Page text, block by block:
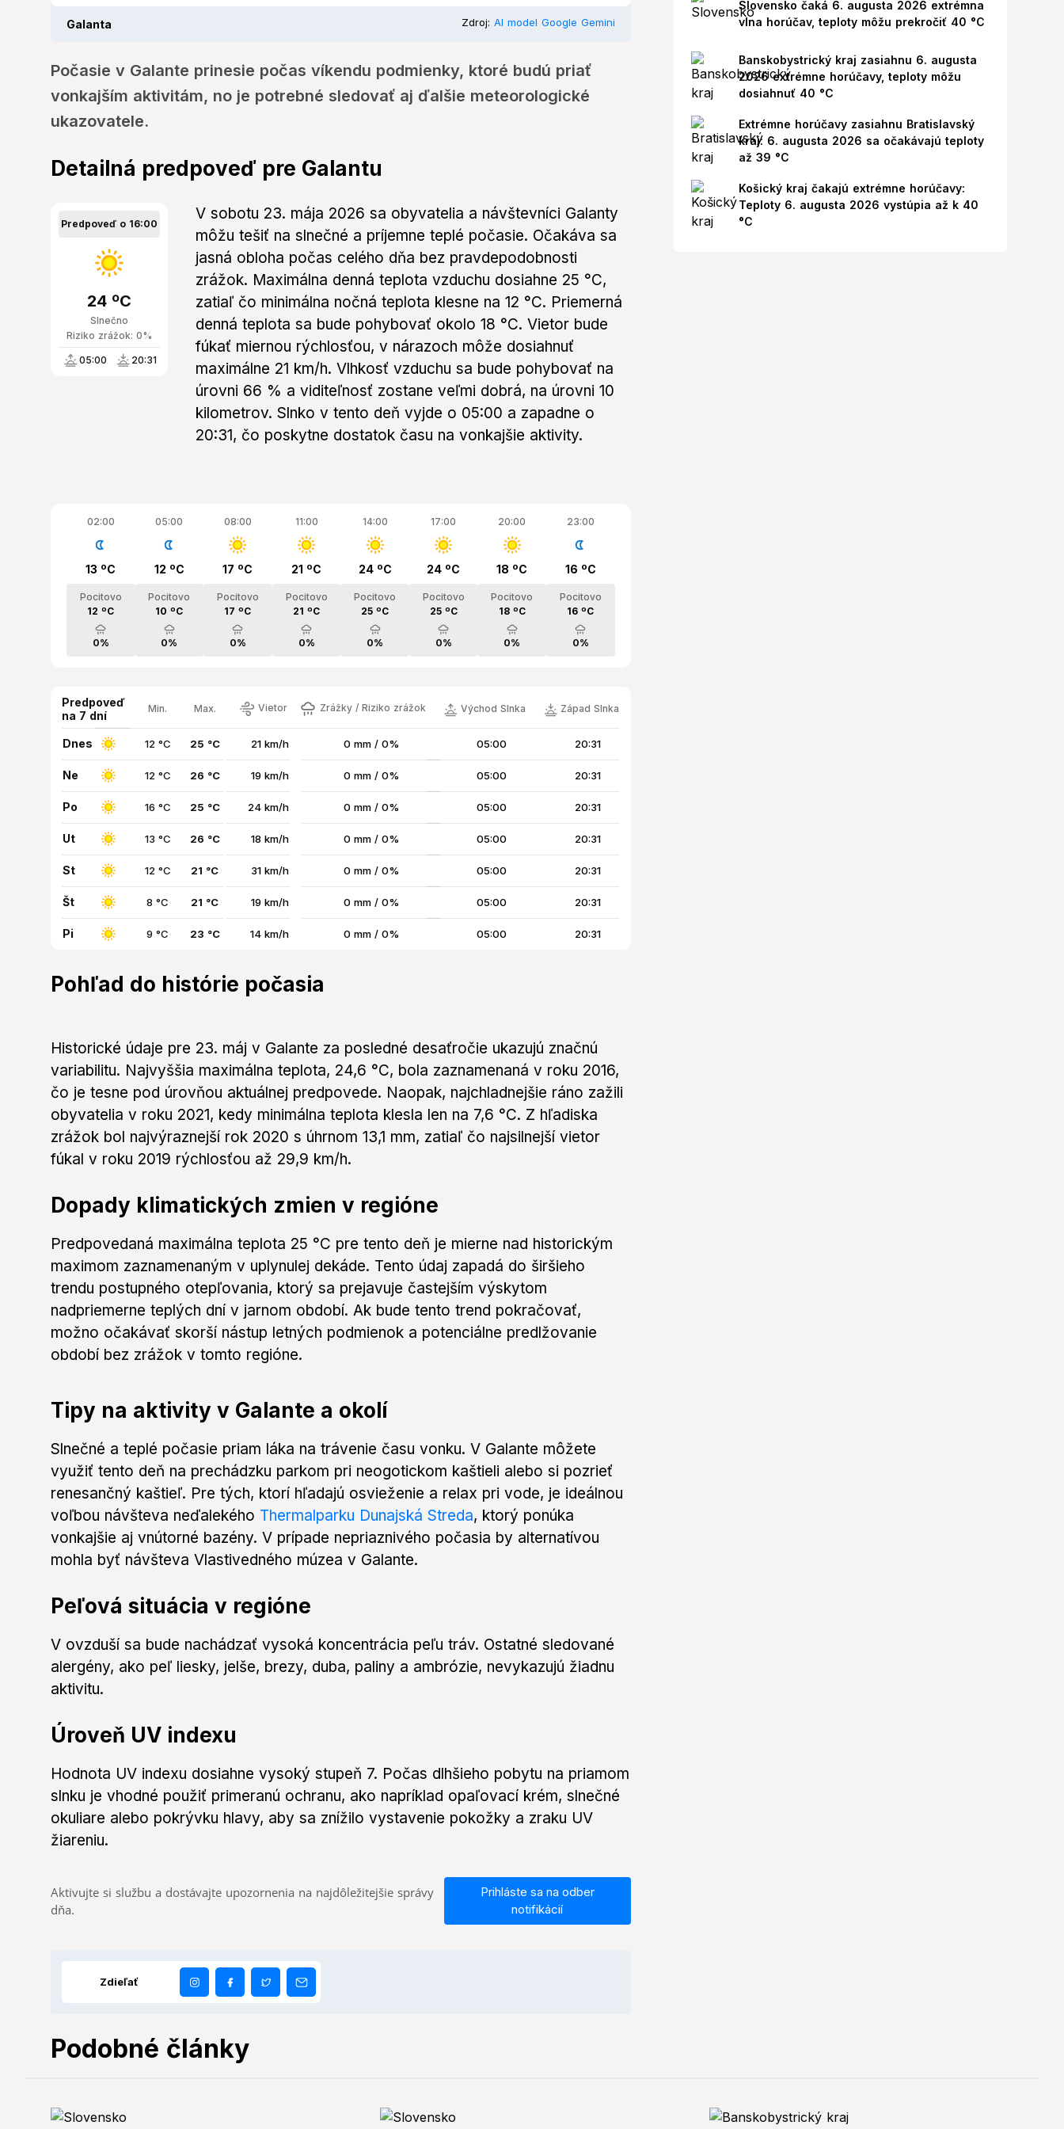
Galanta Zdroj: AI model Google Gemini
Počasie v Galante prinesie počas víkendu podmienky, ktoré budú priať
vonkajším aktivitám, no je potrebné sledovať aj ďalšie meteorologické
ukazovatele.
Detailná predpoveď pre Galantu
Predpoveď o 16:00
Slnečno
24 ºC
Riziko zrážok: 0%
05:00 20:31
V sobotu 23. mája 2026 sa obyvatelia a návštevníci Galanty
môžu tešiť na slnečné a príjemne teplé počasie. Očakáva sa
jasná obloha počas celého dňa bez pravdepodobnosti
zrážok. Maximálna denná teplota vzduchu dosiahne 25 °C,
zatiaľ čo minimálna nočná teplota klesne na 12 °C. Priemerná
denná teplota sa bude pohybovať okolo 18 °C. Vietor bude
fúkať miernou rýchlosťou, v nárazoch môže dosiahnuť
maximálne 21 km/h. Vlhkosť vzduchu sa bude pohybovať na
úrovni 66 % a viditeľnosť zostane veľmi dobrá, na úrovni 10
kilometrov. Slnko v tento deň vyjde o 05:00 a zapadne o
20:31, čo poskytne dostatok času na vonkajšie aktivity.
02:00
13 ºC
Pocitovo
12 ºC
0%
05:00
12 ºC
Pocitovo
10 ºC
0%
08:00
17 ºC
Pocitovo
17 ºC
0%
11:00
21 ºC
Pocitovo
21 ºC
0%
14:00
24 ºC
Pocitovo
25 ºC
0%
17:00
24 ºC
Pocitovo
25 ºC
0%
20:00
18 ºC
Pocitovo
18 ºC
0%
23:00
16 ºC
Pocitovo
16 ºC
0%
Predpoveď
na 7 dní
Min. Max. Vietor Zrážky / Riziko zrážok Východ Slnka Západ Slnka
Dnes 12 °C 25 °C 21 km/h 0 mm / 0% 05:00 20:31
Ne 12 °C 26 °C 19 km/h 0 mm / 0% 05:00 20:31
Po 16 °C 25 °C 24 km/h 0 mm / 0% 05:00 20:31
Ut 13 °C 26 °C 18 km/h 0 mm / 0% 05:00 20:31
St 12 °C 21 °C 31 km/h 0 mm / 0% 05:00 20:31
Št 8 °C 21 °C 19 km/h 0 mm / 0% 05:00 20:31
Pi 9 °C 23 °C 14 km/h 0 mm / 0% 05:00 20:31
Pohľad do histórie počasia
Historické údaje pre 23. máj v Galante za posledné desaťročie ukazujú značnú
variabilitu. Najvyššia maximálna teplota, 24,6 °C, bola zaznamenaná v roku 2016,
čo je tesne pod úrovňou aktuálnej predpovede. Naopak, najchladnejšie ráno zažili
obyvatelia v roku 2021, kedy minimálna teplota klesla len na 7,6 °C. Z hľadiska
zrážok bol najvýraznejší rok 2020 s úhrnom 13,1 mm, zatiaľ čo najsilnejší vietor
fúkal v roku 2019 rýchlosťou až 29,9 km/h.
Dopady klimatických zmien v regióne
Predpovedaná maximálna teplota 25 °C pre tento deň je mierne nad historickým
maximom zaznamenaným v uplynulej dekáde. Tento údaj zapadá do širšieho
trendu postupného otepľovania, ktorý sa prejavuje častejším výskytom
nadpriemerne teplých dní v jarnom období. Ak bude tento trend pokračovať,
možno očakávať skorší nástup letných podmienok a potenciálne predlžovanie
období bez zrážok v tomto regióne.
Tipy na aktivity v Galante a okolí
Slnečné a teplé počasie priam láka na trávenie času vonku. V Galante môžete
využiť tento deň na prechádzku parkom pri neogotickom kaštieli alebo si pozrieť
renesančný kaštieľ. Pre tých, ktorí hľadajú osvieženie a relax pri vode, je ideálnou
voľbou návšteva neďalekého Thermalparku Dunajská Streda, ktorý ponúka
vonkajšie aj vnútorné bazény. V prípade nepriaznivého počasia by alternatívou
mohla byť návšteva Vlastivedného múzea v Galante.
Peľová situácia v regióne
V ovzduší sa bude nachádzať vysoká koncentrácia peľu tráv. Ostatné sledované
alergény, ako peľ liesky, jelše, brezy, duba, paliny a ambrózie, nevykazujú žiadnu
aktivitu.
Úroveň UV indexu
Hodnota UV indexu dosiahne vysoký stupeň 7. Počas dlhšieho pobytu na priamom
slnku je vhodné použiť primeranú ochranu, ako napríklad opaľovací krém, slnečné
okuliare alebo pokrývku hlavy, aby sa znížilo vystavenie pokožky a zraku UV
žiareniu.
Aktivujte si službu a dostávajte upozornenia na najdôležitejšie správy
dňa.
Prihláste sa na odber
notifikácií
Zdieľať
Slovensko čaká 6. augusta 2026 extrémna
vlna horúčav, teploty môžu prekročiť 40 °C
Banskobystrický kraj zasiahnu 6. augusta
2026 extrémne horúčavy, teploty môžu
dosiahnuť 40 °C
Extrémne horúčavy zasiahnu Bratislavský
kraj: 6. augusta 2026 sa očakávajú teploty
až 39 °C
Košický kraj čakajú extrémne horúčavy:
Teploty 6. augusta 2026 vystúpia až k 40
°C
Podobné články